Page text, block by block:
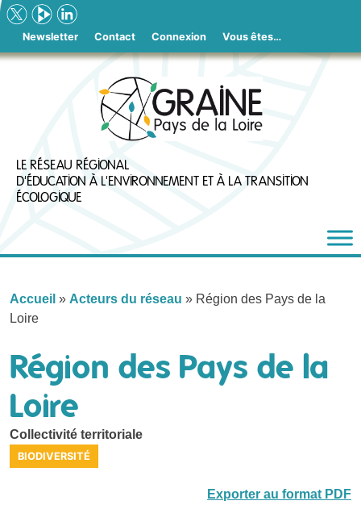
Skip
to
Newsletter Contact Connexion Vous êtes…
LE RÉSEAU RÉGIONAL
D'ÉDUCATION À L'ENVIRONNEMENT ET À LA TRANSITION
ÉCOLOGIQUE
Accueil » Acteurs du réseau » Région des Pays de la
Loire
Région des Pays de la
Loire
Collectivité territoriale
BIODIVERSITÉ
Exporter au format PDF